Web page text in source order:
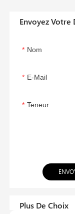
Envoyez Votre
Nom
E-Mail
Teneur
Plus De Choix